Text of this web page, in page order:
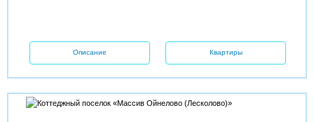
Описание Квартиры